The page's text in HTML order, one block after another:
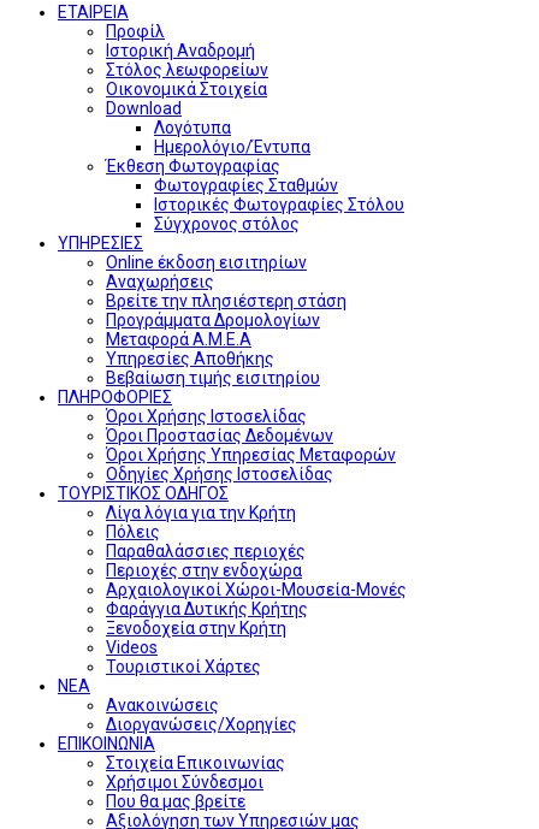
ΕΤΑΙΡΕΙΑ
Προφίλ
Ιστορική Αναδρομή
Στόλος λεωφορείων
Οικονομικά Στοιχεία
Download
Λογότυπα
Ημερολόγιο/Έντυπα
Έκθεση Φωτογραφίας
Φωτογραφίες Σταθμών
Ιστορικές Φωτογραφίες Στόλου
Σύγχρονος στόλος
ΥΠΗΡΕΣΙΕΣ
Online έκδοση εισιτηρίων
Αναχωρήσεις
Βρείτε την πλησιέστερη στάση
Προγράμματα Δρομολογίων
Μεταφορά Α.Μ.Ε.Α
Υπηρεσίες Αποθήκης
Βεβαίωση τιμής εισιτηρίου
ΠΛΗΡΟΦΟΡΙΕΣ
Όροι Χρήσης Ιστοσελίδας
Όροι Προστασίας Δεδομένων
Όροι Χρήσης Υπηρεσίας Μεταφορών
Οδηγίες Χρήσης Ιστοσελίδας
ΤΟΥΡΙΣΤΙΚΟΣ ΟΔΗΓΟΣ
Λίγα λόγια για την Κρήτη
Πόλεις
Παραθαλάσσιες περιοχές
Περιοχές στην ενδοχώρα
Αρχαιολογικοί Χώροι-Μουσεία-Μονές
Φαράγγια Δυτικής Κρήτης
Ξενοδοχεία στην Κρήτη
Videos
Τουριστικοί Χάρτες
ΝΕΑ
Ανακοινώσεις
Διοργανώσεις/Χορηγίες
ΕΠΙΚΟΙΝΩΝΙΑ
Στοιχεία Επικοινωνίας
Χρήσιμοι Σύνδεσμοι
Που θα μας βρείτε
Αξιολόγηση των Υπηρεσιών μας